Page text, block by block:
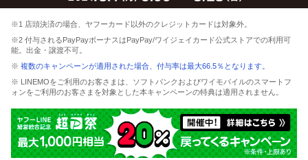
※1 店頭決済の場合、ヤフーカード以外のクレジットカードは対象外。
※2 付与されるPayPayボーナスはPayPay/ワイジェイカード公式ストアでの利用可
能。出金・譲渡不可。
※ 複数のキャンペーンが適用された場合、付与率は最大66.5％となります。
※ LINEMOをご利用のお客さまは、ソフトバンクおよびワイモバイルのスマートフ
ォンをご利用のお客さまを対象とした本キャンペーンの特典は適用されません。